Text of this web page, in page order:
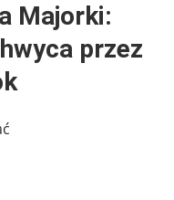
Majorki:
przez